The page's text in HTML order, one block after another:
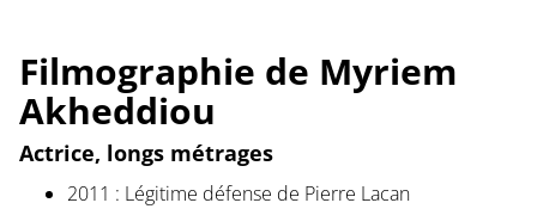
Filmographie de Myriem
Akheddiou
Actrice, longs métrages
2011 : Légitime défense de Pierre Lacan